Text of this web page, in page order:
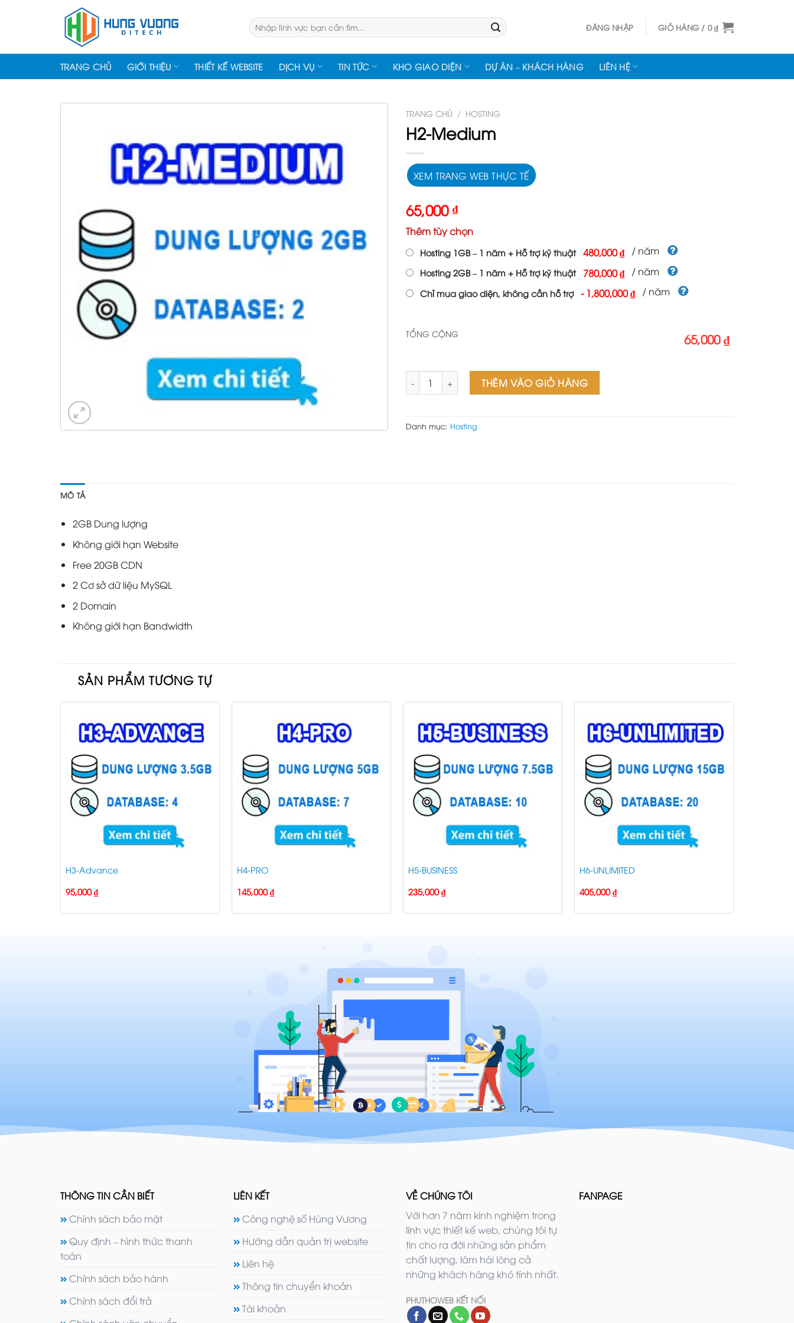
Tìm
kiếm:
ĐĂNG NHẬP GIỎ HÀNG / 0₫
TRANG CHỦ GIỚI THIỆU THIẾT KẾ WEBSITE DỊCH VỤ TIN TỨC KHO GIAO DIỆN DỰ ÁN – KHÁCH HÀNG LIÊN HỆ
TRANG CHỦ / HOSTING
H2-Medium
XEM TRANG WEB THỰC TẾ
65,000 ₫
Thêm tùy chọn
Hosting 1GB – 1 năm + Hỗ trợ kỹ thuật 480,000 ₫ / năm
Hosting 2GB – 1 năm + Hỗ trợ kỹ thuật 780,000 ₫ / năm
Chỉ mua giao diện, không cần hỗ trợ -1,800,000 ₫ / năm
TỔNG CỘNG 65,000 ₫
H2-Medium số lượngTHÊM VÀO GIỎ HÀNG
Danh mục: Hosting
MÔ TẢ
2GB Dung lượng
Không giới hạn Website
Free 20GB CDN
2 Cơ sở dữ liệu MySQL
2 Domain
Không giới hạn Bandwidth
SẢN PHẨM TƯƠNG TỰ
H3-Advance
95,000₫
H4-PRO
145,000₫
H5-BUSINESS
235,000₫
H6-UNLIMITED
405,000₫
THÔNG TIN CẦN BIẾT
Chính sách bảo mật
Quy định – hình thức thanh
toán
Chính sách bảo hành
Chính sách đổi trả
LIÊN KẾT
Công nghệ số Hùng Vương
Hướng dẫn quản trị website
Liên hệ
Thông tin chuyển khoản
Tài khoản
VỀ CHÚNG TÔI
Với hơn 7 năm kinh nghiệm trong
lĩnh vực thiết kế web, chúng tôi tự
tin cho ra đời những sản phẩm
chất lượng, làm hài lòng cả
những khách hàng khó tính nhất.
PHUTHOWEB KẾT NỐI
FANPAGE